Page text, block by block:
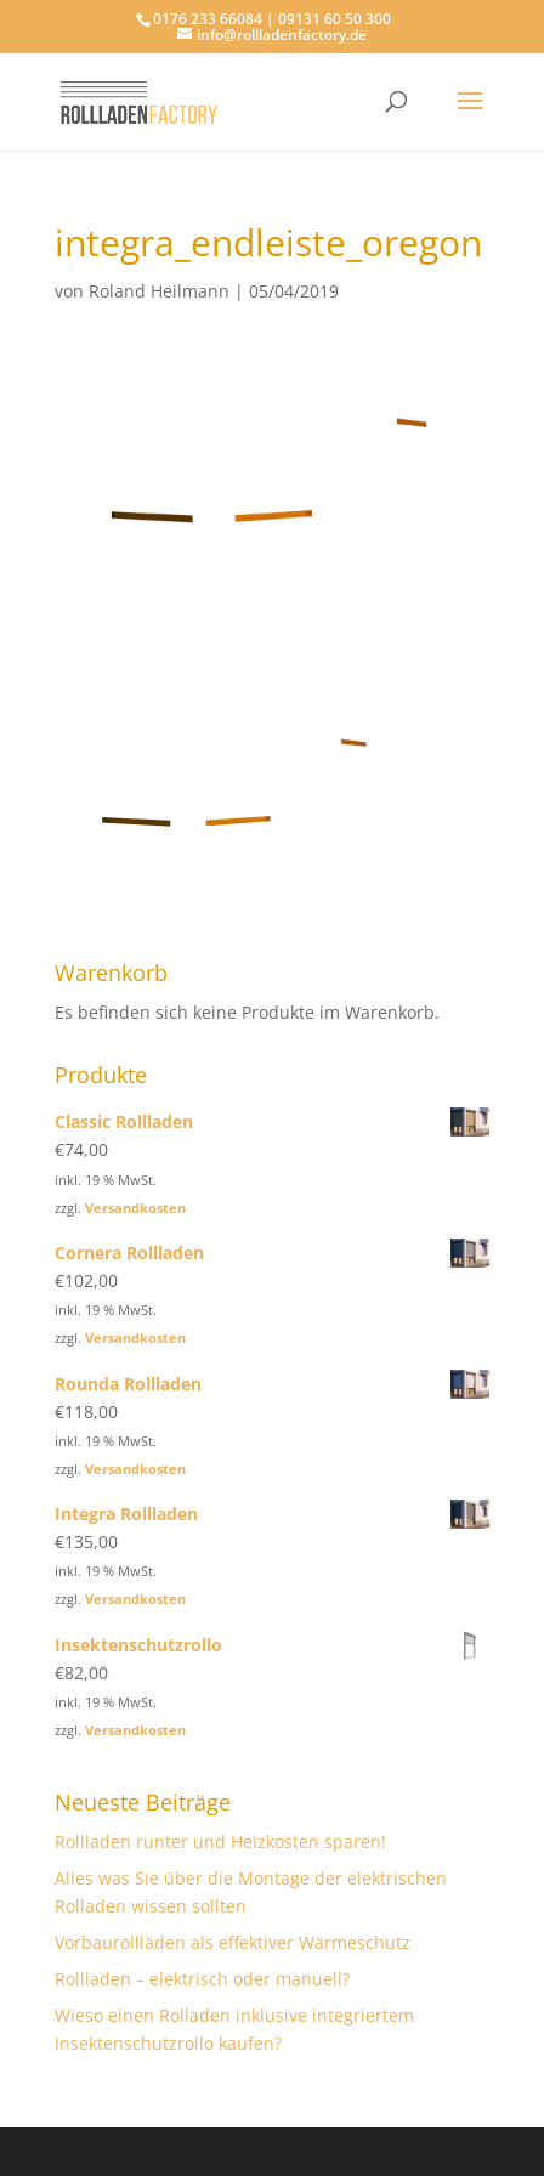
0176 233 66084 | 09131 60 50 300
info@rollladenfactory.de
integra_endleiste_oregon
von Roland Heilmann | 05/04/2019
Warenkorb
Es befinden sich keine Produkte im Warenkorb.
Produkte
Classic Rollladen
€74,00
inkl. 19 % MwSt.
zzgl. Versandkosten
Cornera Rollladen
€102,00
inkl. 19 % MwSt.
zzgl. Versandkosten
Rounda Rollladen
€118,00
inkl. 19 % MwSt.
zzgl. Versandkosten
Integra Rollladen
€135,00
inkl. 19 % MwSt.
zzgl. Versandkosten
Insektenschutzrollo
€82,00
inkl. 19 % MwSt.
zzgl. Versandkosten
Neueste Beiträge
Rollladen runter und Heizkosten sparen!
Alles was Sie über die Montage der elektrischen
Rolladen wissen sollten
Vorbaurollläden als effektiver Wärmeschutz
Rollladen – elektrisch oder manuell?
Wieso einen Rolladen inklusive integriertem
Insektenschutzrollo kaufen?